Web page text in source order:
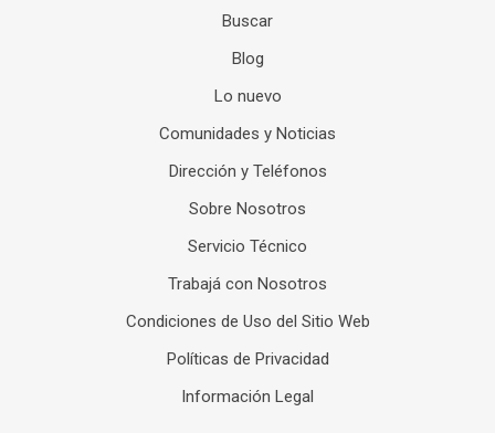
Buscar
Blog
Lo nuevo
Comunidades y Noticias
Dirección y Teléfonos
Sobre Nosotros
Servicio Técnico
Trabajá con Nosotros
Condiciones de Uso del Sitio Web
Políticas de Privacidad
Información Legal